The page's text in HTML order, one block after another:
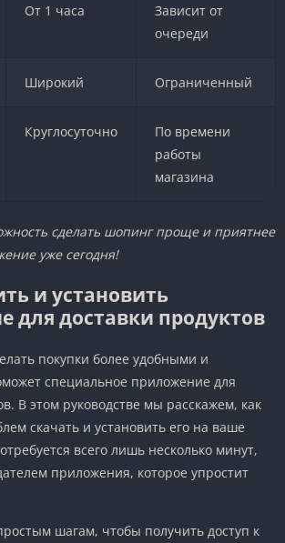
От 1 часа
Зависит от
очереди
Широкий Ограниченный
Круглосуточно
По времени
работы
магазина
сделать шопинг проще и приятнее
уже сегодня!
и установить
для доставки продуктов
покупки более удобными и
специальное приложение для
В этом руководстве мы расскажем, как
скачать и установить его на ваше
всего лишь несколько минут,
приложения, которое упростит
шагам, чтобы получить доступ к